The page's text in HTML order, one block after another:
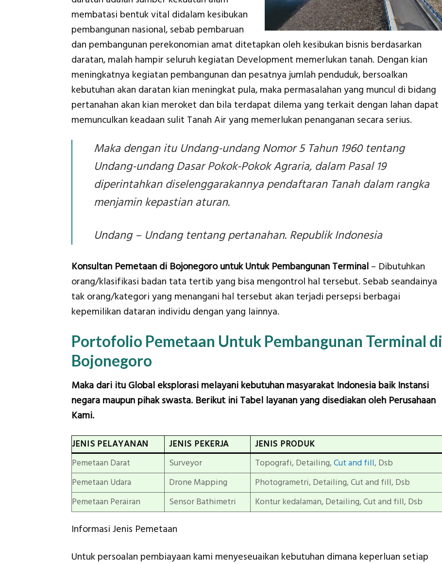
membatasi bentuk vital didalam kesibukan
pembangunan nasional, sebab pembaruan
dan pembangunan perekonomian amat ditetapkan oleh kesibukan bisnis berdasarkan
daratan, malah hampir seluruh kegiatan Development memerlukan tanah. Dengan kian
meningkatnya kegiatan pembangunan dan pesatnya jumlah penduduk, bersoalkan
kebutuhan akan daratan kian meningkat pula, maka permasalahan yang muncul di bidang
pertanahan akan kian meroket dan bila terdapat dilema yang terkait dengan lahan dapat
memunculkan keadaan sulit Tanah Air yang memerlukan penanganan secara serius.
Maka dengan itu Undang-undang Nomor 5 Tahun 1960 tentang
Undang-undang Dasar Pokok-Pokok Agraria, dalam Pasal 19
diperintahkan diselenggarakannya pendaftaran Tanah dalam rangka
menjamin kepastian aturan.
Undang – Undang tentang pertanahan. Republik Indonesia
Konsultan Pemetaan di Bojonegoro untuk Untuk Pembangunan Terminal – Dibutuhkan
orang/klasifikasi badan tata tertib yang bisa mengontrol hal tersebut. Sebab seandainya
tak orang/kategori yang menangani hal tersebut akan terjadi persepsi berbagai
kepemilikan dataran individu dengan yang lainnya.
Portofolio Pemetaan Untuk Pembangunan Terminal di
Bojonegoro
Maka dari itu Global eksplorasi melayani kebutuhan masyarakat Indonesia baik Instansi
negara maupun pihak swasta. Berikut ini Tabel layanan yang disediakan oleh Perusahaan
Kami.
JENIS PELAYANAN JENIS PEKERJA
JENIS PRODUK
Pemetaan Darat
Surveyor Topografi, Detailing, Cut and fill, Dsb
Pemetaan Udara
Drone Mapping
Photogrametri, Detailing, Cut and fill, Dsb
Pemetaan Perairan
Sensor Bathimetri Kontur kedalaman, Detailing, Cut and fill, Dsb
Informasi Jenis Pemetaan
Untuk persoalan pembiayaan kami menyeseuaikan kebutuhan dimana keperluan setiap